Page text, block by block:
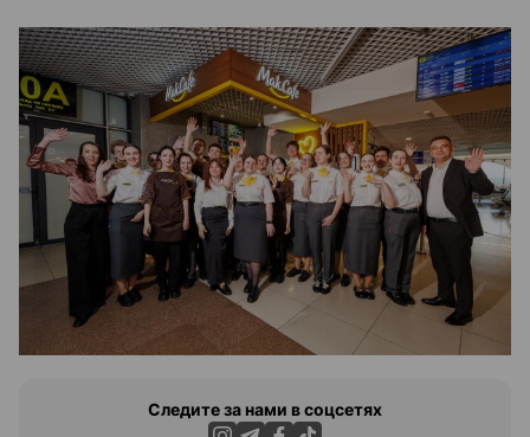
Следите за нами в соцсетях